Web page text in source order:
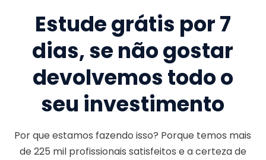
Estude grátis por 7
dias, se não gostar
devolvemos todo o
seu investimento
Por que estamos fazendo isso? Porque temos mais
de225 milprofissionais satisfeitos e a certeza de